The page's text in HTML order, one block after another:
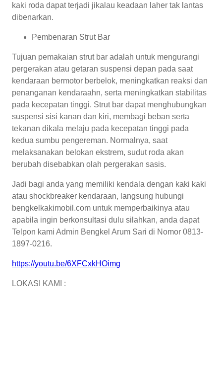
kaki roda dapat terjadi jikalau keadaan laher tak lantas
dibenarkan.
Pembenaran Strut Bar
Tujuan pemakaian strut bar adalah untuk mengurangi
pergerakan atau getaran suspensi depan pada saat
kendaraan bermotor berbelok, meningkatkan reaksi dan
penanganan kendaraahn, serta meningkatkan stabilitas
pada kecepatan tinggi. Strut bar dapat menghubungkan
suspensi sisi kanan dan kiri, membagi beban serta
tekanan dikala melaju pada kecepatan tinggi pada
kedua sumbu pengereman. Normalnya, saat
melaksanakan belokan ekstrem, sudut roda akan
berubah disebabkan olah pergerakan sasis.
Jadi bagi anda yang memiliki kendala dengan kaki kaki
atau shockbreaker kendaraan, langsung hubungi
bengkelkakimobil.com untuk memperbaikinya atau
apabila ingin berkonsultasi dulu silahkan, anda dapat
Telpon kami Admin Bengkel Arum Sari di Nomor 0813-
1897-0216.
https://youtu.be/6XFCxkHOimg
LOKASI KAMI :